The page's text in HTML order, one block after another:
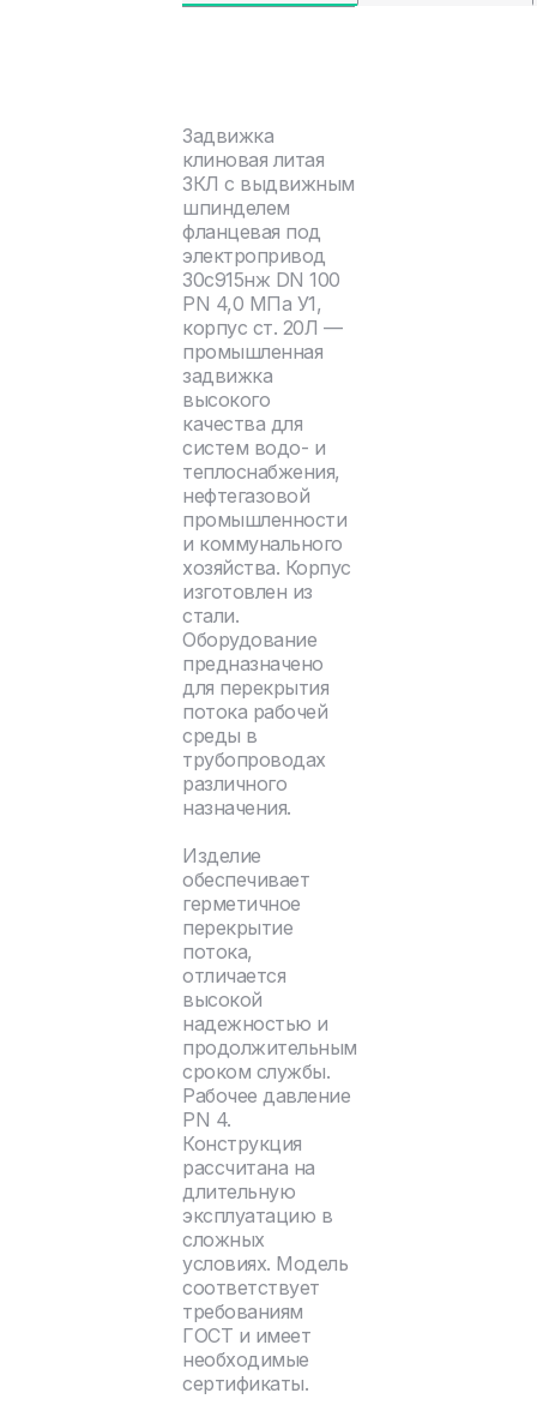
Задвижка
клиновая литая
ЗКЛ с выдвижным
шпинделем
фланцевая под
электропривод
30с915нж DN 100
PN 4,0 МПа У1,
корпус ст. 20Л —
промышленная
задвижка
высокого
качества для
систем водо- и
теплоснабжения,
нефтегазовой
промышленности
и коммунального
хозяйства. Корпус
изготовлен из
стали.
Оборудование
предназначено
для перекрытия
потока рабочей
среды в
трубопроводах
различного
назначения.
Изделие
обеспечивает
герметичное
перекрытие
потока,
отличается
высокой
надежностью и
продолжительным
сроком службы.
Рабочее давление
PN 4.
Конструкция
рассчитана на
длительную
эксплуатацию в
сложных
условиях. Модель
соответствует
требованиям
ГОСТ и имеет
необходимые
сертификаты.